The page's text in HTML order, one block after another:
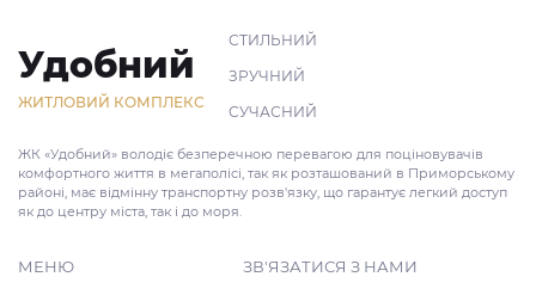
Удобний
ЖИТЛОВИЙ КОМПЛЕКС
СТИЛЬНИЙ
ЗРУЧНИЙ
СУЧАСНИЙ
ЖК «Удобний» володіє безперечною перевагою для поціновувачів
комфортного життя в мегаполісі, так як розташований в Приморському
районі, має відмінну транспортну розв'язку, що гарантує легкий доступ
як до центру міста, так і до моря.
МЕНЮ ЗВ'ЯЗАТИСЯ З НАМИ